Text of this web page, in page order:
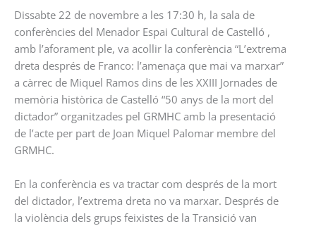
Dissabte 22 de novembre a les 17:30 h, la sala de
conferències del Menador Espai Cultural de Castelló ,
amb l’aforament ple, va acollir la conferència “L’extrema
dreta després de Franco: l’amenaça que mai va marxar”
a càrrec de Miquel Ramos dins de les XXIII Jornades de
memòria històrica de Castelló “50 anys de la mort del
dictador” organitzades pel GRMHC amb la presentació
de l’acte per part de Joan Miquel Palomar membre del
GRMHC.
En la conferència es va tractar com després de la mort
del dictador, l’extrema dreta no va marxar. Després de
la violència dels grups feixistes de la Transició van